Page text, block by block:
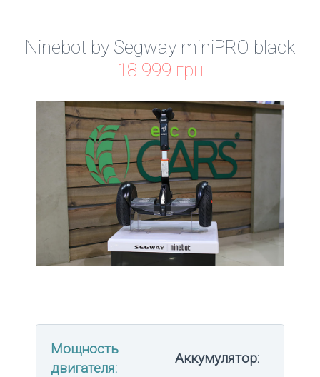
Ninebot by Segway miniPRO black
18 999 грн
Мощность
двигателя:
Аккумулятор: